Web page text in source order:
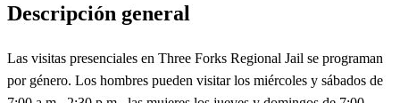
Descripción general
Las visitas presenciales en Three Forks Regional Jail se programan
por género. Los hombres pueden visitar los miércoles y sábados de